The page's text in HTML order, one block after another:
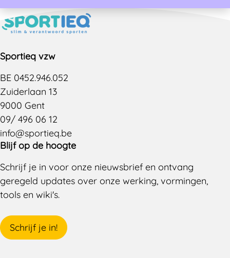
Sportieq vzw
BE 0452.946.052
Zuiderlaan 13
9000 Gent
09/ 496 06 12
info@sportieq.be
Blijf op de hoogte
Schrijf je in voor onze nieuwsbrief en ontvang
geregeld updates over onze werking, vormingen,
tools en wiki's.
Schrijf je in!